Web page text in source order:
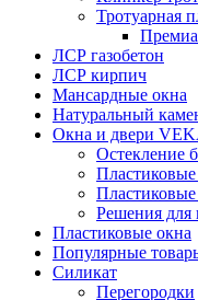
Тротуарная
ЛСР газобетон
ЛСР кирпич
Мансардные окна
Натуральный
Окна и двери
Остекление
Пластиковые
Пластиковые
Решения для
Пластиковые окна
Популярные
Силикат
Перегородки